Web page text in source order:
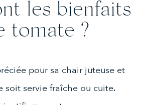
les bienfaits
tomate ?
pour sa chair juteuse et
soit servie fraîche ou cuite.